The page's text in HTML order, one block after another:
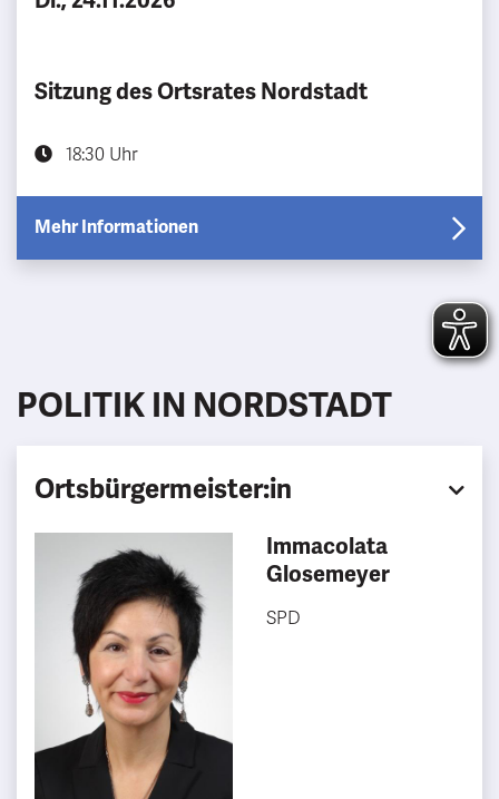
Sitzung des Ortsrates Nordstadt
18:30 Uhr
Mehr Informationen
POLITIK IN NORDSTADT
Ortsbürgermeister:in
Immacolata
Glosemeyer
SPD